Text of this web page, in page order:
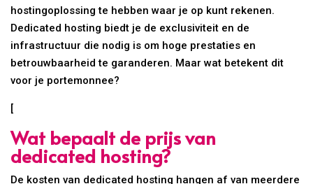
hostingoplossing te hebben waar je op kunt rekenen.
Dedicated hosting biedt je de exclusiviteit en de
infrastructuur die nodig is om hoge prestaties en
betrouwbaarheid te garanderen. Maar wat betekent dit
voor je portemonnee?
[
Wat bepaalt de prijs van
dedicated hosting?
De kosten van dedicated hosting hangen af van meerdere